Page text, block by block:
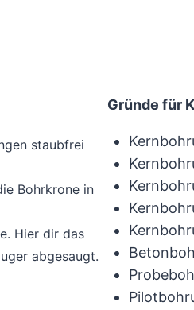
staubfrei
Bohrkrone in
Hier dir das
abgesaugt.
Gründe für